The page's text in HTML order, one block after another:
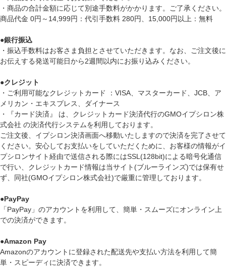
・商品の合計金額に応じて別途手数料がかかります。ご了承ください。
商品代金 0円～14,999円：代引手数料 280円、15,000円以上：無料
●銀行振込
・振込手数料はお客さま負担とさせていただきます。なお、ご注文後に
お伝えする発送可能日から2週間以内にお振り込みください。
●クレジット
・ご利用可能なクレジットカード ：VISA、マスターカード、JCB、ア
メリカン・エキスプレス、ダイナース
・『カード決済』 は、クレジットカード決済代行のGMOイプシロン株
式会社 の決済代行システムを利用しております。
ご注文後、イプシロン決済画面へ移動いたしますので決済を完了させて
ください。安心してお支払いをしていただくために、お客様の情報がイ
プシロンサイト経由で送信される際にはSSL(128bit)による暗号化通信
で行い、クレジットカード情報は当サイト(ブルーラインズ)では保有せ
ず、同社(GMOイプシロン株式会社)で厳重に管理しております。
●PayPay
「PayPay」のアカウントを利用して、簡単・スムーズにオンライン上
での決済ができます。
●Amazon Pay
Amazonのアカウントに登録された配送先や支払い方法を利用して簡
単・スピーディに決済できます。